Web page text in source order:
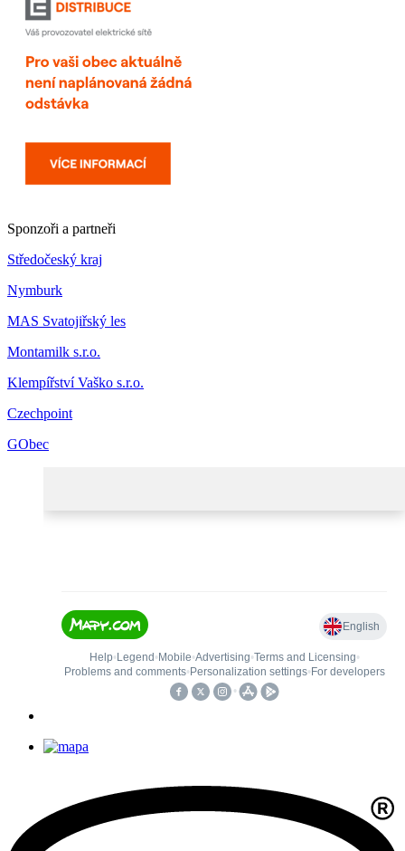
Sponzoři a partneři
Středočeský kraj
Nymburk
MAS Svatojiřský les
Montamilk s.r.o.
Klempířství Vaško s.r.o.
Czechpoint
GObec